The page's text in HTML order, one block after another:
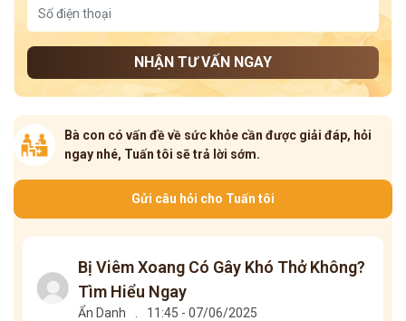
NHẬN TƯ VẤN NGAY
Bà con có vấn đề về sức khỏe cần được giải đáp, hỏi
ngay nhé, Tuấn tôi sẽ trả lời sớm.
Gửi câu hỏi cho Tuấn tôi
Bị Viêm Xoang Có Gây Khó Thở Không?
Tìm Hiểu Ngay
Ẩn Danh 11:45 - 07/06/2025